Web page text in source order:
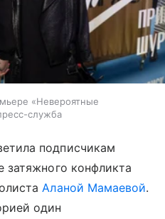
«Невероятные
служба
подписчикам
затяжного конфликта
Аланой Мамаевой.
один